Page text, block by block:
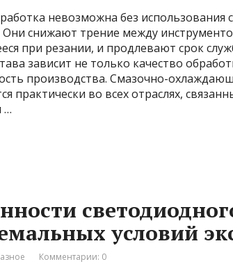
невозможна без использования
Они снижают трение между
при резании, и продлевают срок
зависит не только качество
производства. Смазочно-
практически во всех отраслях,
…
условий
Комментарии: 0